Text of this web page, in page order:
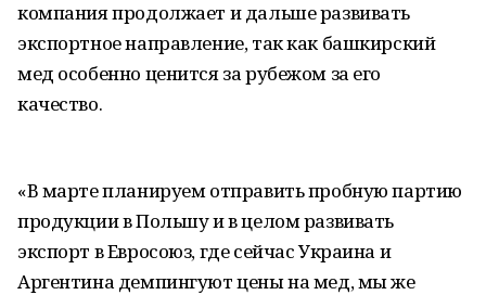
компания продолжает и дальше развивать
экспортное направление, так как башкирский
мед особенно ценится за рубежом за его
качество.
«В марте планируем отправить пробную партию
продукции в Польшу и в целом развивать
экспорт в Евросоюз, где сейчас Украина и
Аргентина демпингуют цены на мед, мы же